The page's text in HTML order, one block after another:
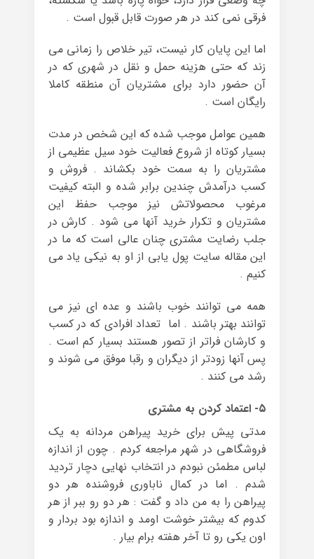
فرقی نمی کند در هر صورت قابل قبول است .
اما این پایان کار نیست، تیر خلاص را زمانی می
زند که حتی هزینه حمل و نقل در شهری که در
آن حضور دارد برای مشتریان آن منطقه کاملا
رایگان است .
همین عوامل موجب شده که این شخص در مدت
بسیار کوتاه از شروع فعالیت خود سیل عظیمی از
مشتریان را به سمت خود بکشاند . فروش و
کسب درآمدش چندین برابر شده و البته کیفیت
مرغوب محصولاتش نیز موجب حفظ این
مشتریان و تکرار خرید آنها می شود . کارش در
جلب رضایت مشتری چنان عالی است که ما در
این مقاله سایت پول یابی از او به نیکی یاد می
کنیم .
همه می توانند خوب باشند و عده ای نیز می
توانند بهتر باشند . اما تعداد افرادی که در کسب
و کارشان فراتر از تصور هستند بسیار کم است .
پس آنها زودتر از دیگران و رقبا موفق می شوند و
رشد می کنند .
۵- اعتماد کردن به مشتری
مدتی پیش برای خرید پیراهن مردانه به یک
فروشگاهی در شهر مراجعه کردم . چون از اندازه
لباس مطمئن نبودم در انتخاب نهایی دچار تردید
شدم . اما در کمال ناباوری فروشنده هر دو
پیراهن را به من داد و گفت : هر دو رو ببر از هر
کدوم که بیشتر خوشت اومد و اندازه بود بردار و
اون یکی رو تا آخر هفته برام بیار .